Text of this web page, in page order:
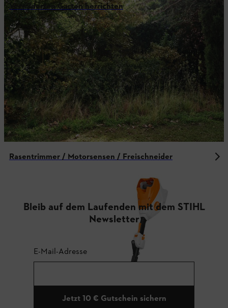
Verwilderten Garten herrichten
Rasentrimmer / Motorsensen / Freischneider
Bleib auf dem Laufenden mit dem STIHL
Newsletter
E-Mail-Adresse
Jetzt 10 € Gutschein sichern